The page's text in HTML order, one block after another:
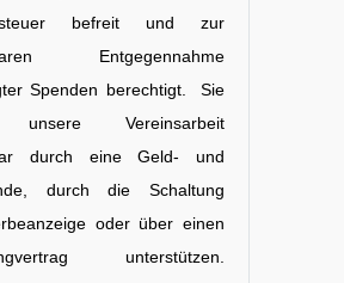
befreit und zur
Entgegennahme
Spenden berechtigt. Sie
unsere Vereinsarbeit
durch eine Geld- und
durch die Schaltung
oder über einen
unterstützen.